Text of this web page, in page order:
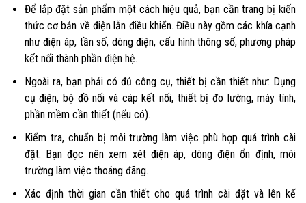
Để lắp đặt sản phẩm một cách hiệu quả, bạn cần trang bị kiến
thức cơ bản về điện lẫn điều khiển. Điều này gồm các khía cạnh
như điện áp, tần số, dòng điện, cấu hình thông số, phương pháp
kết nối thành phần điện hệ.
Ngoài ra, bạn phải có đủ công cụ, thiết bị cần thiết như: Dụng
cụ điện, bộ đồ nối và cáp kết nối, thiết bị đo lường, máy tính,
phần mềm cần thiết (nếu có).
Kiểm tra, chuẩn bị môi trường làm việc phù hợp quá trình cài
đặt. Bạn đọc nên xem xét điện áp, dòng điện ổn định, môi
trường làm việc thoáng đãng.
Xác định thời gian cần thiết cho quá trình cài đặt và lên kế